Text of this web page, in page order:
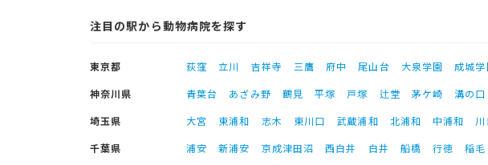
注目の駅から動物病院を探す
東京都 荻窪 立川 吉祥寺 三鷹 府中 尾山台 大泉学園 成城
神奈川県
青葉台 あざみ野 鶴見 平塚 戸塚 辻堂 茅ケ崎
溝の口
埼玉県
大宮 東浦和 志木 東川口 武蔵浦和 北浦和 中浦和
川
千葉県
浦安 新浦安 京成津田沼 西白井 白井 船橋 行徳 稲毛